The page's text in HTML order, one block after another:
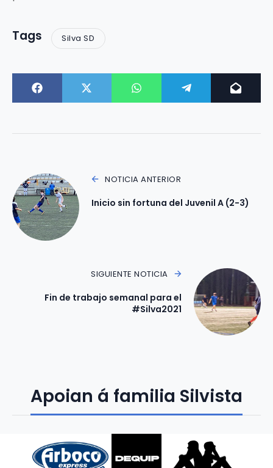
Tags Silva SD
NOTICIA ANTERIOR
Inicio sin fortuna del Juvenil A (2-3)
SIGUIENTE NOTICIA
Fin de trabajo semanal para el
#Silva2021
Apoian á familia Silvista